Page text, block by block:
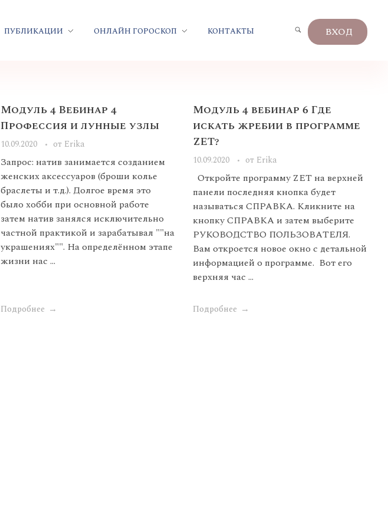
ПУБЛИКАЦИИ ОНЛАЙН ГОРОСКОП КОНТАКТЫ ВХОД
Модуль 4 Вебинар 4
Профессия и лунные узлы
10.09.2020 от Erika
Запрос: натив занимается созданием
женских аксессуаров (броши колье
браслеты и т.д.). Долгое время это
было хобби при основной работе
затем натив занялся исключительно
частной практикой и зарабатывал ""на
украшениях"". На определённом этапе
жизни нас ...
Подробнее
Модуль 4 вебинар 6 Где
искать жребии в программе
ZET?
10.09.2020 от Erika
Откройте программу ZET на верхней
панели последняя кнопка будет
называться СПРАВКА. Кликните на
кнопку СПРАВКА и затем выберите
РУКОВОДСТВО ПОЛЬЗОВАТЕЛЯ.
Вам откроется новое окно с детальной
информацией о программе. Вот его
верхняя час ...
Подробнее